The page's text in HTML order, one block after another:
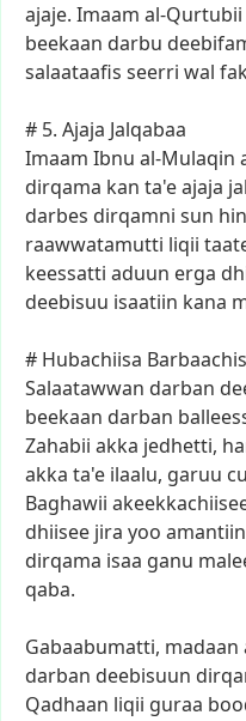
ajaje. Imaam al-Qurtubii
beekaan darbu
salaataafis seerri wal
# 5. Ajaja Jalqabaa
Imaam Ibnu al-Mulaqin
dirqama kan ta'eajaja
darbes dirqamni sun hin
raawwatamutti liqii
keessatti aduun erga
deebisuu isaatiin kana
# Hubachiisa
Salaatawwan darban
beekaan darban
Zahabii akka jedhetti,
akka ta'e ilaalu, garuu
Baghawii
dhiisee jira yoo amantiin
dirqama isaa ganu
qaba.
Gabaabumatti, madaan
darban deebisuun
Qadhaan liqii guraa